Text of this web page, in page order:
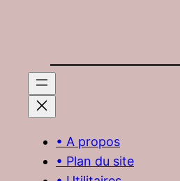
• A propos
• Plan du site